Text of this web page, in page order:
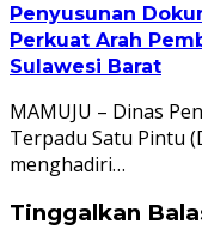
Penyusunan
Perkuat Arah
Sulawesi Barat
MAMUJU – Dinas
Terpadu Satu Pintu
menghadiri…
Tinggalkan